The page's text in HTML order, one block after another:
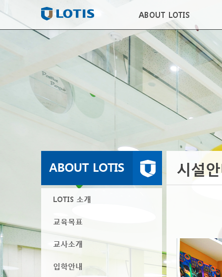
ABOUT LOTIS
LOTIS 소개
교육목표
교사소개
입학안내
시설